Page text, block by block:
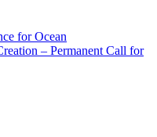
for Ocean
– Permanent Call for